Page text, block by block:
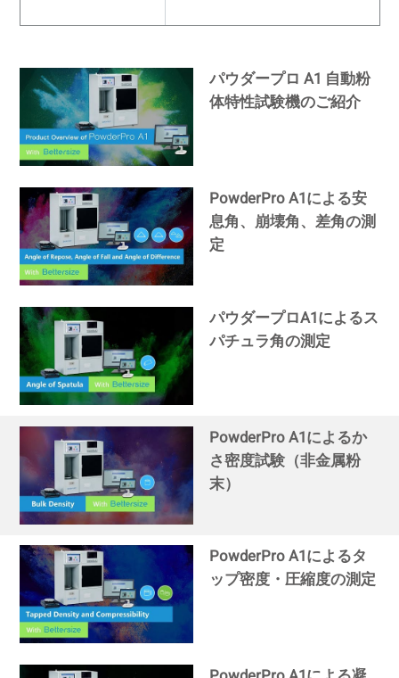
パウダープロ A1 自動粉
体特性試験機のご紹介
PowderPro A1による安
息角、崩壊角、差角の測
定
パウダープロA1によるス
パチュラ角の測定
PowderPro A1によるか
さ密度試験（非金属粉
末）
PowderPro A1によるタ
ップ密度・圧縮度の測定